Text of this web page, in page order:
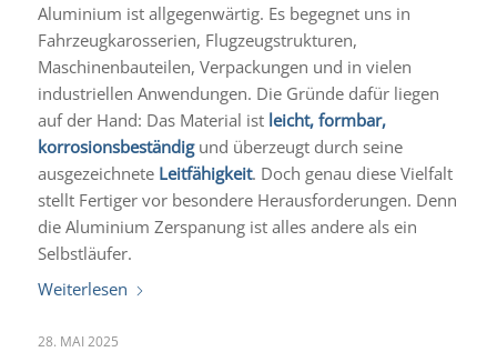
Aluminium ist allgegenwärtig. Es begegnet uns in
Fahrzeugkarosserien, Flugzeugstrukturen,
Maschinenbauteilen, Verpackungen und in vielen
industriellen Anwendungen. Die Gründe dafür liegen
auf der Hand: Das Material istleicht, formbar,
korrosionsbeständig und überzeugt durch seine
ausgezeichnete Leitfähigkeit. Doch genau diese Vielfalt
stellt Fertiger vor besondere Herausforderungen. Denn
die Aluminium Zerspanung ist alles andere als ein
Selbstläufer.
Weiterlesen
28. MAI 2025